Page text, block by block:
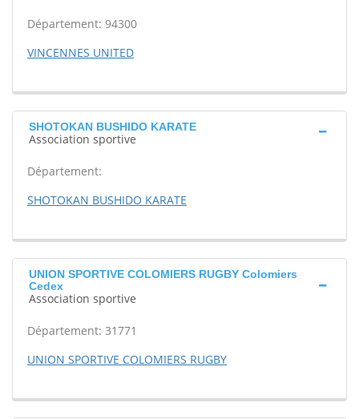
Département: 94300
VINCENNES UNITED
SHOTOKAN BUSHIDO KARATE
Association sportive
Département:
SHOTOKAN BUSHIDO KARATE
UNION SPORTIVE COLOMIERS RUGBY Colomiers
Cedex
Association sportive
Département: 31771
UNION SPORTIVE COLOMIERS RUGBY